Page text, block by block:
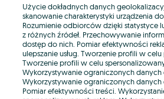
E-mail
Hasło
Użycie dokładnych danych
skanowanie charakterystyki urządzenia
Rozumienie odbiorców dzięki statystyce
z różnych źródeł. Przechowywanie
dostęp do nich. Pomiar efektywności
ulepszanie usług. Tworzenie profili w celu
Tworzenie profili w celu
Wykorzystywanie ograniczonych danych
Wykorzystywanie ograniczonych danych
Pomiar efektywności treści.